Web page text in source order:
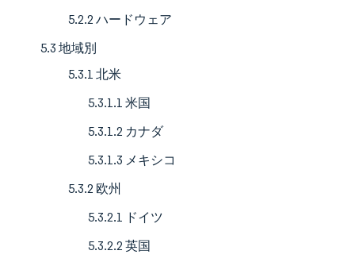
5.2.2 ハードウェア
5.3 地域別
5.3.1 北米
5.3.1.1 米国
5.3.1.2 カナダ
5.3.1.3 メキシコ
5.3.2 欧州
5.3.2.1 ドイツ
5.3.2.2 英国